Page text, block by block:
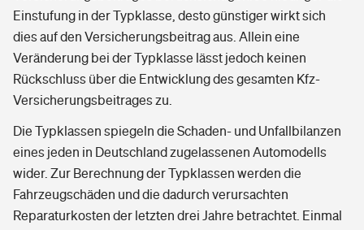
Einstufung in der Typklasse, desto günstiger wirkt sich
dies auf den Versicherungsbeitrag aus. Allein eine
Veränderung bei der Typklasse lässt jedoch keinen
Rückschluss über die Entwicklung des gesamten Kfz-
Versicherungsbeitrages zu.
Die Typklassen spiegeln die Schaden- und Unfallbilanzen
eines jeden in Deutschland zugelassenen Automodells
wider. Zur Berechnung der Typklassen werden die
Fahrzeugschäden und die dadurch verursachten
Reparaturkosten der letzten drei Jahre betrachtet. Einmal